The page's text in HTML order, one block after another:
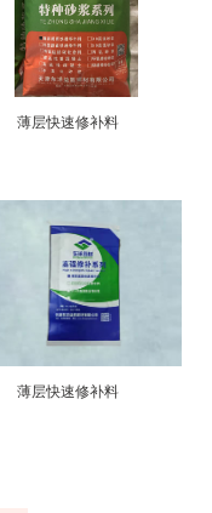
薄层快速修补料
薄层快速修补料